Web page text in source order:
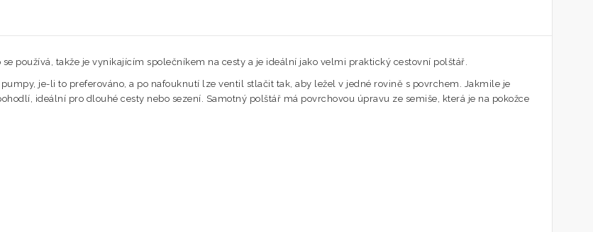
používá, takže je vynikajícím společníkem na cesty a je ideální jako velmi praktický cestovní polštář.
je-li to preferováno, a po nafouknutí lze ventil stlačit tak, aby ležel v jedné rovině s povrchem. Jakmile je
ideální pro dlouhé cesty nebo sezení. Samotný polštář má povrchovou úpravu ze semiše, která je na pokožce